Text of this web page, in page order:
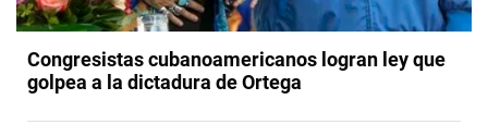
Congresistas cubanoamericanos logran ley que
golpea a la dictadura de Ortega